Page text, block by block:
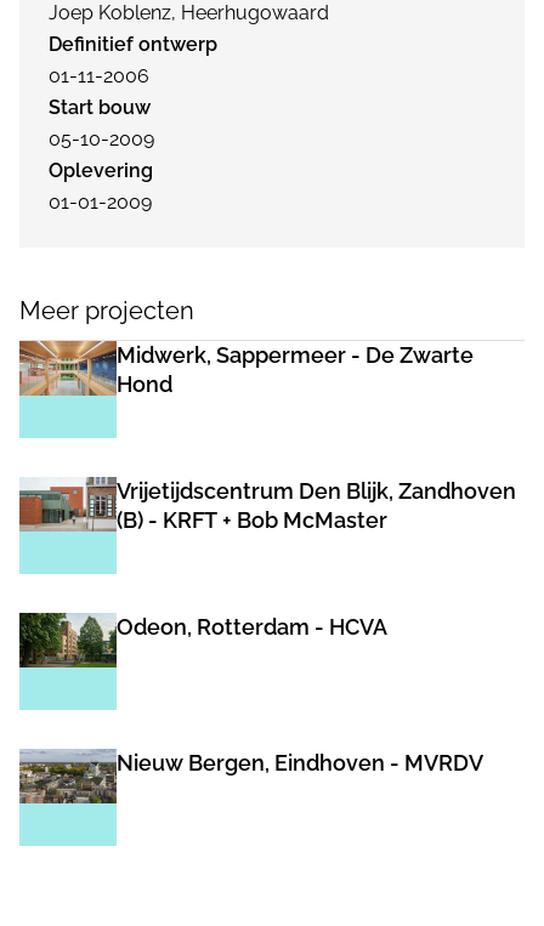
Joep Koblenz, Heerhugowaard
Definitief ontwerp
01-11-2006
Start bouw
05-10-2009
Oplevering
01-01-2009
Meer projecten
Midwerk, Sappermeer - De Zwarte
Hond
Vrijetijdscentrum Den Blijk, Zandhoven
(B) - KRFT + Bob McMaster
Odeon, Rotterdam - HCVA
Nieuw Bergen, Eindhoven - MVRDV